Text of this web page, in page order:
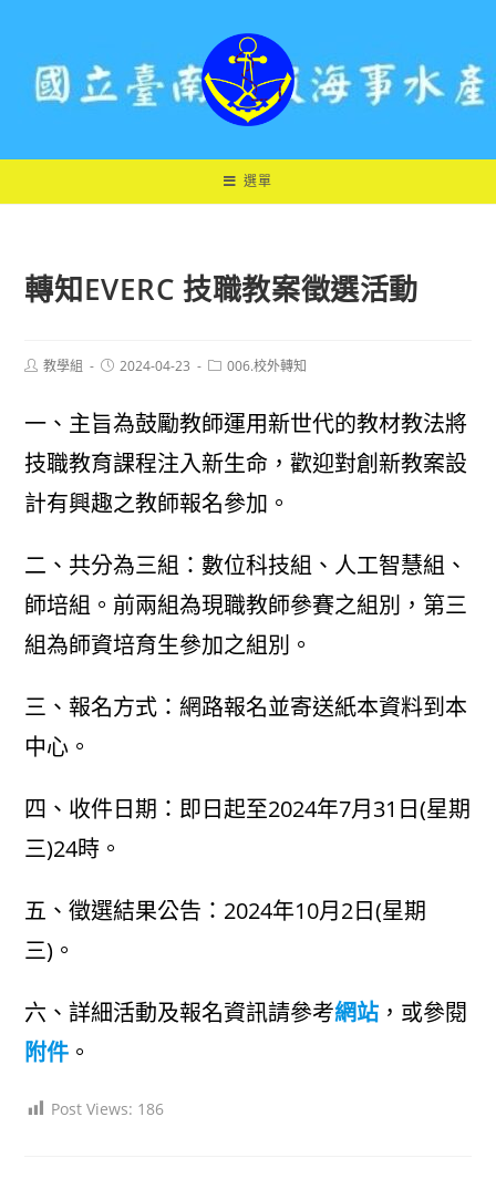
選單
轉知EVERC 技職教案徵選活動
Post教學組
Post2024-04-23
Post006.校外轉知
一、主旨為鼓勵教師運用新世代的教材教法將
技職教育課程注入新生命，歡迎對創新教案設
計有興趣之教師報名參加。
二、共分為三組：數位科技組、人工智慧組、
師培組。前兩組為現職教師參賽之組別，第三
組為師資培育生參加之組別。
三、報名方式：網路報名並寄送紙本資料到本
中心。
四、收件日期：即日起至2024年7月31日(星期
三)24時。
五、徵選結果公告：2024年10月2日(星期
三)。
六、詳細活動及報名資訊請參考網站 ，或參閱
附件 。
Post Views: 186